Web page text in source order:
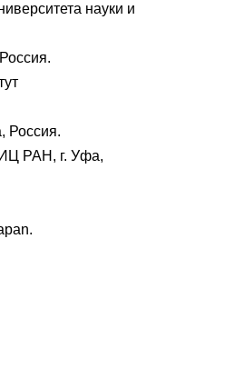
науки и
Россия.
РАН, г. Уфа,